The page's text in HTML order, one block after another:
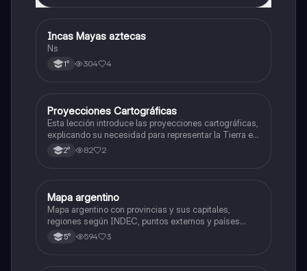
Historia
Incas Mayas aztecas
Ns
1° 304 4
Geografía
Proyecciones Cartográficas
Esta lección introduce las proyecciones cartográficas,
explicando su necesidad para representar la Tierra en
un plano y la selección de la proyección más
adecuada para minimizar distorsiones.
2° 82 2
Geografía
Mapa argentino
Mapa argentino con provincias y sus capitales,
regiones según INDEC, puntos externos y países
limitrofes
5° 594 3